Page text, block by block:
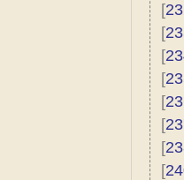
[
[
[
[
[
[
[
[